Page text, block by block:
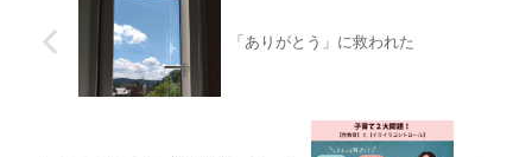
「ありがとう」に救われた